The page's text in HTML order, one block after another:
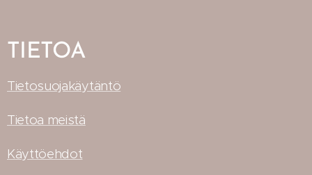
TIETOA
Tietosuojakäytäntö
Tietoa meistä
Käyttöehdot